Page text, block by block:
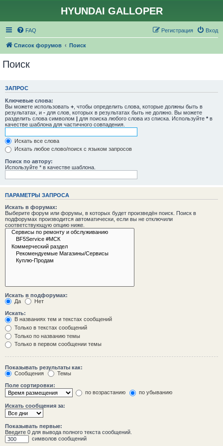
HYUNDAI GALLOPER
FAQ Вход
Регистрация
Список форумов Поиск
Поиск
ЗАПРОС
Ключевые слова:
Вы можете использовать + , чтобы определить слова, которые должны быть в
результатах, и - для слов, которых в результатах быть не должно. Вы можете
разделить слова символом | для поиска любого слова из списка. Используйте * в
качестве шаблона для частичного совпадения.
Искать все слова
Искать любое слово/поиск с языком запросов
Поиск по автору:
Используйте * в качестве шаблона.
ПАРАМЕТРЫ ЗАПРОСА
Искать в форумах:
Выберите форум или форумы, в которых будет произведён поиск. Поиск в
подфорумах производится автоматически, если вы не отключили
соответствующую опцию ниже.
Искать в подфорумах:
Да
Нет
Искать:
В названиях тем и текстах сообщений
Только в текстах сообщений
Только по названию темы
Только в первом сообщении темы
Показывать результаты как:
Сообщения
Темы
Поле сортировки:
по возрастанию
по убыванию
Искать сообщения за:
Показывать первые:
Введите 0 для вывода полного текста сообщений.
символов сообщений